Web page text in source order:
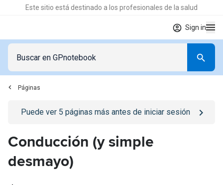
Este sitio está destinado a los profesionales de la salud
Sign in
Páginas
Go to/iniciar-sesionpage
Puede ver 5 páginas más antes de iniciar sesión
Conducción (y simple
desmayo)